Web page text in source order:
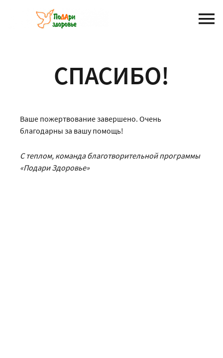
содержанию
СПАСИБО!
Ваше пожертвование завершено. Очень
благодарны за вашу помощь!
С теплом, команда благотворительной программы
«Подари Здоровье»